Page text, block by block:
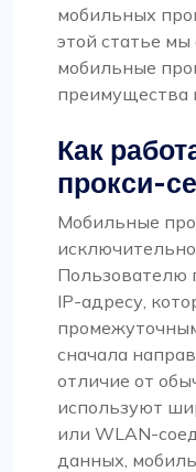
мобильных
этой статье
мобильные
преимущества
Как
прокси-
Мобильные
Пользователю
IP-адресу,
сначала
отличие от
используют
или WLAN-
данных,